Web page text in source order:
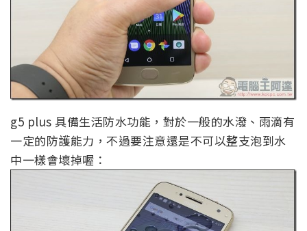
g5 plus 具備生活防水功能，對於一般的水潑、雨滴有
一定的防護能力，不過要注意還是不可以整支泡到水
中一樣會壞掉喔：